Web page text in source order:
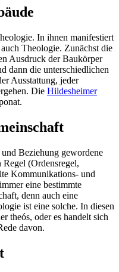
In ihnen manifestiert
Theologie. Zunächst die
Ausdruck der Baukörper
dann die unterschiedlichen
Ausstattung, jeder
Die Hildesheimer
Beziehung gewordene
(Ordensregel,
Kommunikations- und
eine bestimmte
denn auch eine
ist eine solche. In diesen
theós, oder es handelt sich
davon.